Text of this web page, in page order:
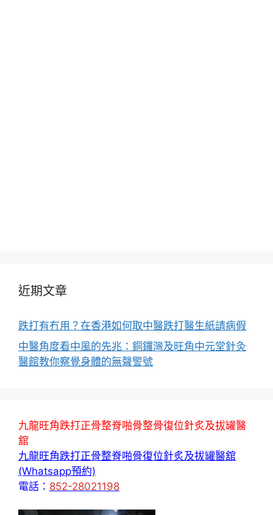
近期文章
跌打有冇用？在香港如何取中醫跌打醫生紙請病假
中醫角度看中風的先兆：銅鑼灣及旺角中元堂針灸
醫館教你察覺身體的無聲警號
九龍旺角跌打正骨整脊啪骨整骨復位針炙及拔罐醫
舘
九龍旺角跌打正骨整脊啪骨復位針炙及拔罐醫舘
(Whatsapp預約)
電話： 852-28021198